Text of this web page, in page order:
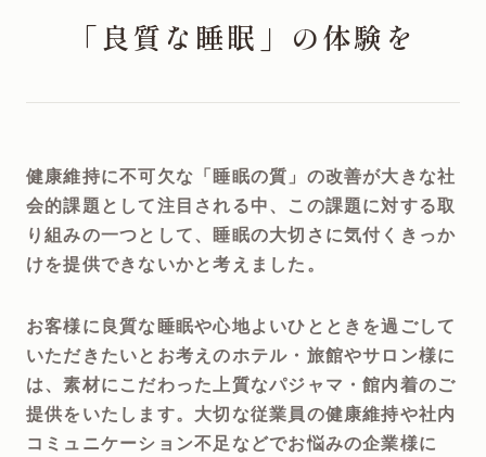
「良質な睡眠」の体験を
健康維持に不可欠な「睡眠の質」の改善が大きな社
会的課題として注目される中、この課題に対する取
り組みの一つとして、睡眠の大切さに気付くきっか
けを提供できないかと考えました。
お客様に良質な睡眠や心地よいひとときを過ごして
いただきたいとお考えのホテル・旅館やサロン様に
は、素材にこだわった上質なパジャマ・館内着のご
提供をいたします。大切な従業員の健康維持や社内
コミュニケーション不足などでお悩みの企業様に